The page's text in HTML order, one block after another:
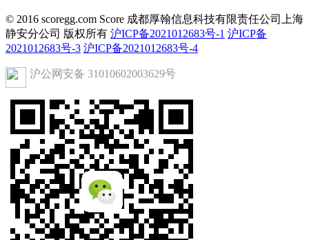
© 2016 scoregg.com Score 成都厚翰信息科技有限责任公司上海
静安分公司 版权所有 沪ICP备2021012683号-1 沪ICP备
2021012683号-3 沪ICP备2021012683号-4
沪公网安备 31010602003629号